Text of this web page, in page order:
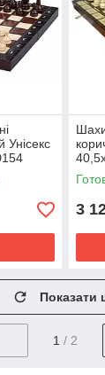
Унісекс
3
Показати
1 / 2